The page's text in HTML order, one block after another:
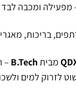
מפעילה ומכבה לבד
בריכות,
מביתB.Tech
–
לזרוק למים